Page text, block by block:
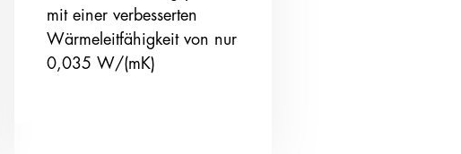
mit einer verbesserten
Wärmeleitfähigkeit von nur
0,035 W/(mK)